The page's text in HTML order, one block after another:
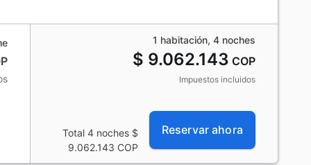
1 habitación, 4 noches
$ 9.062.143 COP
Impuestos incluidos
Total 4 noches $
9.062.143 COP
Reservar ahora